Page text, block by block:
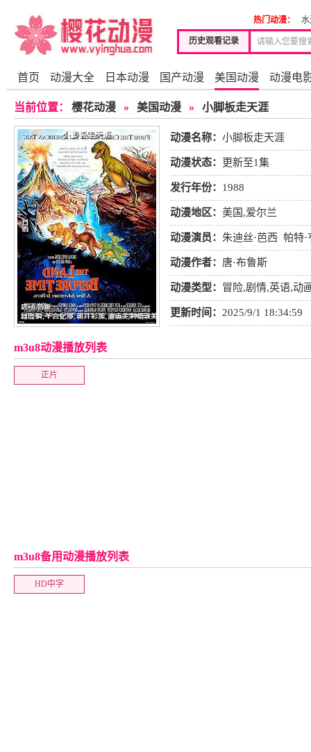
历史观看记录
热门动漫：
首页 动漫大全 日本动漫 国产动漫 美国动漫 动漫电
当前位置： 樱花动漫 » 美国动漫 » 小脚板走天涯
动漫名称： 小脚板走天涯
动漫状态： 更新至1集
发行年份： 1988
动漫地区： 美国,爱尔兰
动漫演员： 朱迪丝·芭西 帕特
费 比尔·厄尔文 博克伯恩斯
动漫作者： 唐·布鲁斯
动漫类型： 冒险,剧情,英语,动
更新时间： 2025/9/1 18:34:59
m3u8动漫播放列表
正片
m3u8备用动漫播放列表
HD中字